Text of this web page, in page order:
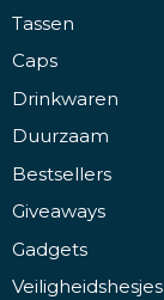
Tassen
Caps
Drinkwaren
Duurzaam
Bestsellers
Giveaways
Gadgets
Veiligheidshesjes